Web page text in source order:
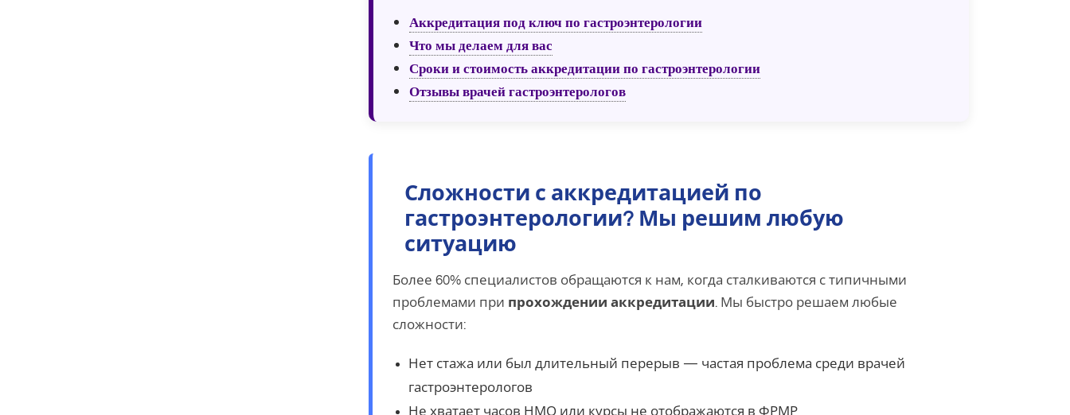
Аккредитация под ключ по гастроэнтерологии
Что мы делаем для вас
Сроки и стоимость аккредитации по гастроэнтерологии
Отзывы врачей гастроэнтерологов
Сложности с аккредитацией по
гастроэнтерологии? Мы решим любую
ситуацию
Более 60% специалистов обращаются к нам, когда сталкиваются с типичными
проблемами при прохождении аккредитации. Мы быстро решаем любые
сложности:
Нет стажа или был длительный перерыв — частая проблема среди врачей
гастроэнтерологов
Не хватает часов НМО или курсы не отображаются в ФРМР